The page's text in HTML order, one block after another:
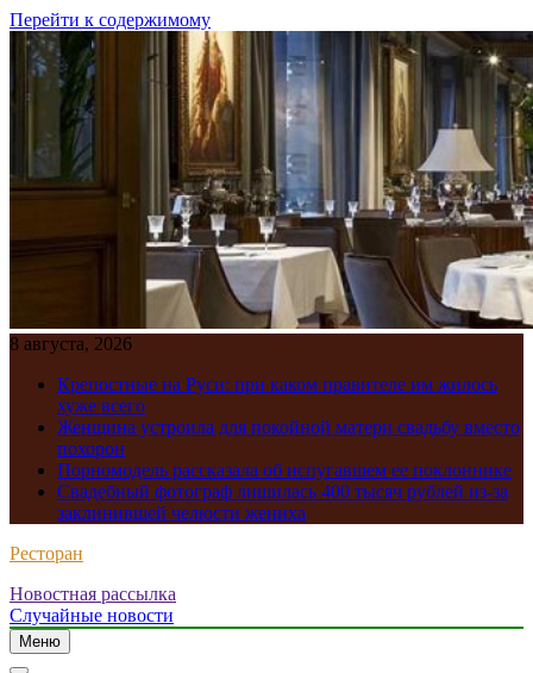
Перейти к содержимому
8 августа, 2026
Крепостные на Руси: при каком правителе им жилось
хуже всего
Женщина устроила для покойной матери свадьбу вместо
похорон
Порномодель рассказала об испугавшем ее поклоннике
Свадебный фотограф лишилась 400 тысяч рублей из-за
заклинившей челюсти жениха
Ресторан
Новостная рассылка
Случайные новости
Меню